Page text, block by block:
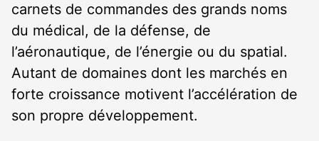
carnets de commandes des grands noms
du médical, de la défense, de
l’aéronautique, de l’énergie ou du spatial.
Autant de domaines dont les marchés en
forte croissance motivent l’accélération de
son propre développement.